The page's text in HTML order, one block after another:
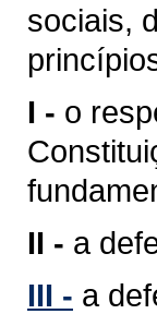
sociais,
I - o
II - a
III - a